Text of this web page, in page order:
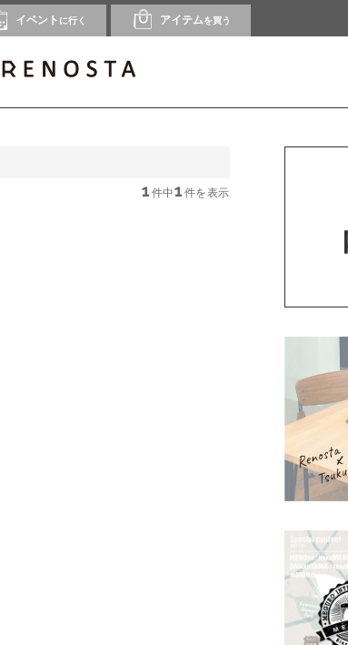
イベント に行く アイテムを買う
1 件中1 件を表示